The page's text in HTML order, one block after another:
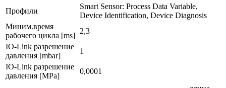
Профили
Smart Sensor: Process Data Variable,
Device Identification, Device Diagnosis
Миним.время
рабочего цикла [ms]
2,3
IO-Link разрешение
давления [mbar]
1
IO-Link разрешение
давления [MPa]
0,0001